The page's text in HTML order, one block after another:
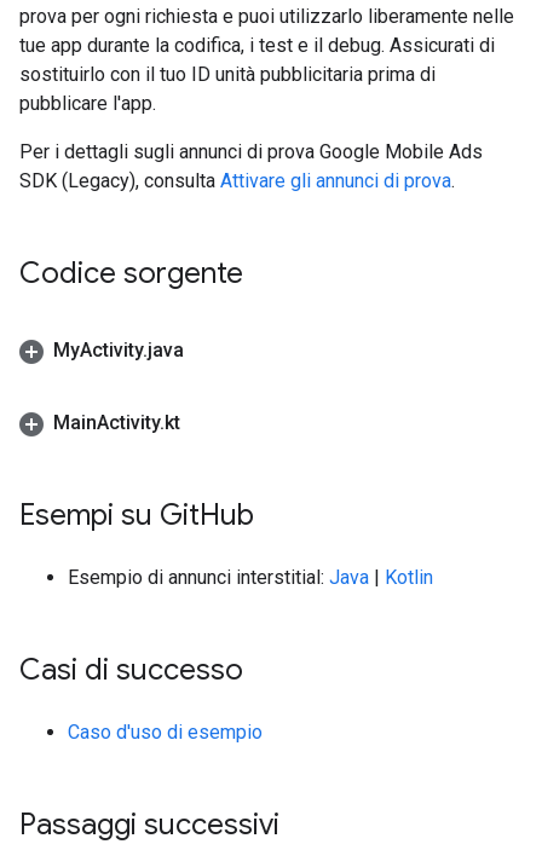
prova per ogni richiesta e puoi utilizzarlo liberamente nelle
tue app durante la codifica, i test e il debug. Assicurati di
sostituirlo con il tuo ID unità pubblicitaria prima di
pubblicare l'app.
Per i dettagli sugli annunci di prova Google Mobile Ads
SDK (Legacy), consulta Attivare gli annunci di prova.
Codice sorgente
MyActivity.java
MainActivity.kt
Esempi su GitHub
Esempio di annunci interstitial: Java | Kotlin
Casi di successo
Caso d'uso di esempio
Passaggi successivi